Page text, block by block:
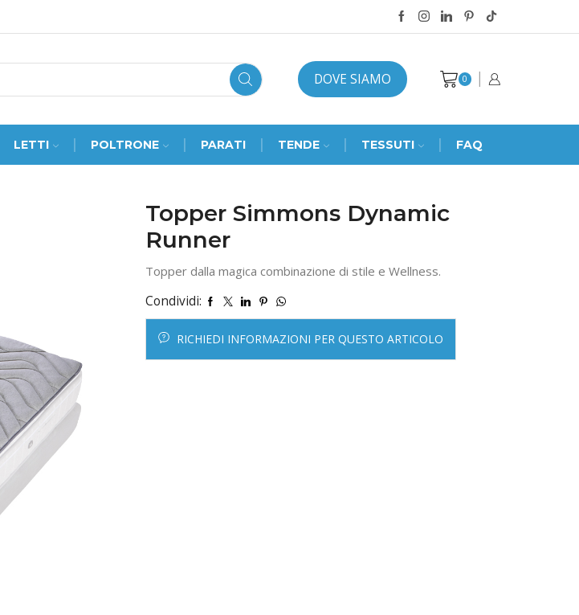
DOVE SIAMO 0
LETTI POLTRONE PARATI TENDE TESSUTI FAQ
Topper Simmons Dynamic
Runner
Topper dalla magica combinazione di stile e Wellness.
Condividi:
RICHIEDI INFORMAZIONI PER QUESTO ARTICOLO